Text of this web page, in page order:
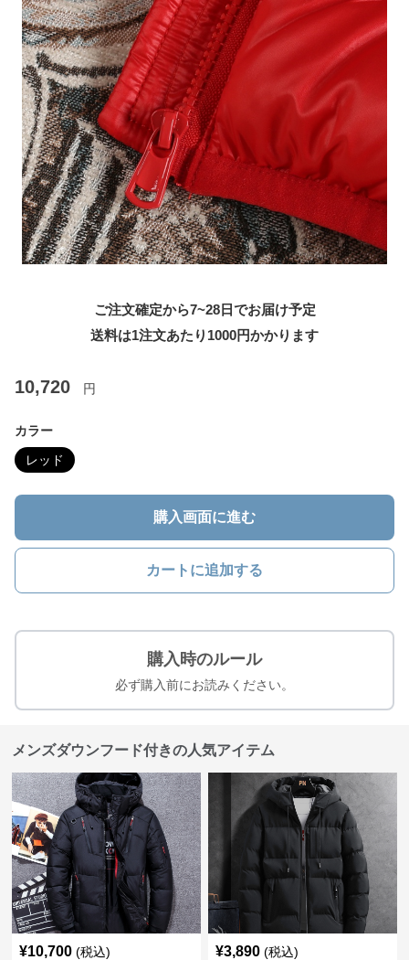
ご注文確定から7~28日でお届け予定
送料は1注文あたり 1000円かかります
10,720 円
カラー
レッド
購入画面に進む
カートに追加する
購入時のルール
必ず購入前にお読みください。
メンズダウンフード付きの人気アイテム
¥10,700 (税込) ¥3,890 (税込)